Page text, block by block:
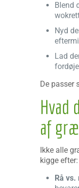
Blend
Nyd
Lad
De passer
Hvad
af
Ikke alle
kigge efter:
Rå vs.